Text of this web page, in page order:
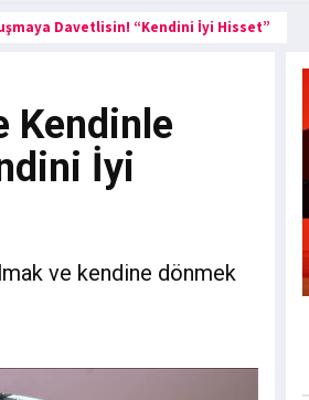
Davetlisin! “Kendini İyi Hisset”
Kendinle
İyi
ve kendine dönmek